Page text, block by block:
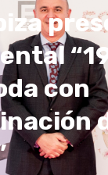
con